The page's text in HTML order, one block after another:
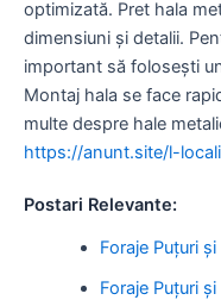
optimizată. Pret hala
dimensiuni și detalii.
important să folosești
Montaj hala se face
multe despre hale
https://anunt.site/l-
Postari Relevante:
Foraje Puțuri
Foraje Puțuri